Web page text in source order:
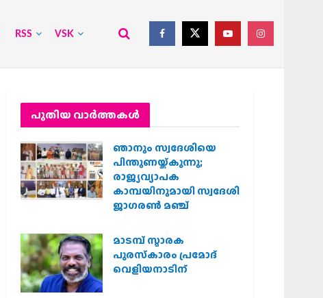
RSS VSK
പുതിയ വാര്‍ത്തകള്‍
ഞാനും സ്വദേശിയെ
പിന്തുണയ്ക്കുന്നു;
രാജ്യവ്യാപക
കാമ്പയിനുമായി സ്വദേശി
ജാഗരണ്‍ മഞ്ച്
മാടമ്പ് സ്മാരക
പുരസ്‌കാരം പ്രമോദ്
വെളിയനാടിന്